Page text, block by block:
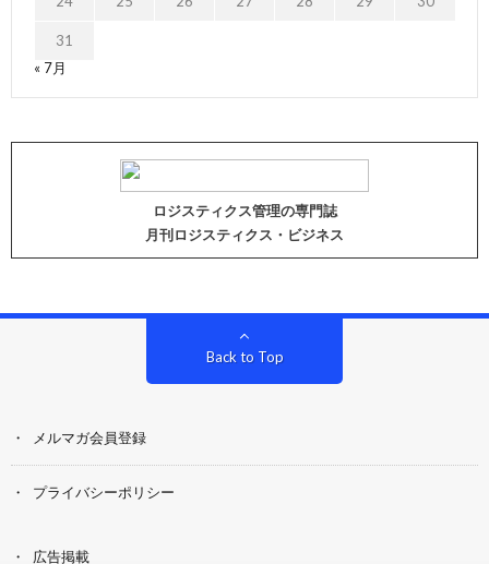
31
« 7月
ロジスティクス管理の専門誌
月刊ロジスティクス・ビジネス
Back to Top
メルマガ会員登録
プライバシーポリシー
広告掲載